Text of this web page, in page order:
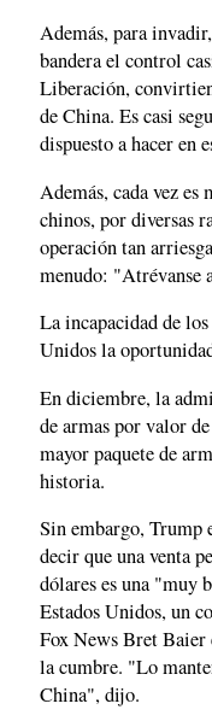
Además, para
bandera el control
Liberación,
de China. Es casi
dispuesto a hacer en
Además, cada vez es
chinos, por diversas
operación tan
menudo: "Atrévanse
La incapacidad de
Unidos la
En diciembre, la
de armas por valor
mayor paquete de
historia.
Sin embargo, Trump
decir que una venta
dólares es una "muy
Estados Unidos, un
Fox News Bret Baier
la cumbre. "Lo
China", dijo.